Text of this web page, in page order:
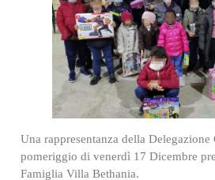
Una rappresentanza della
pomeriggio di venerdì 17 Dicembre
Famiglia Villa Bethania.